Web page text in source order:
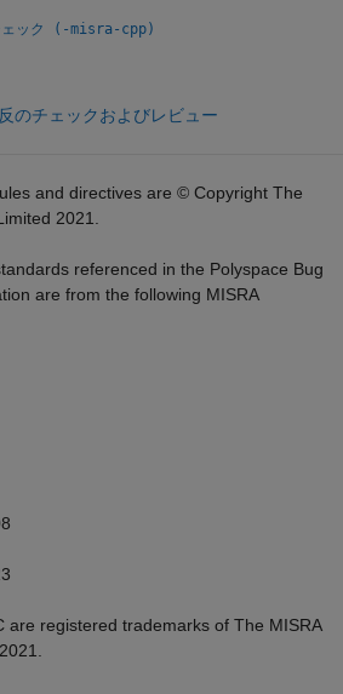
ェック (-misra-cpp)
のチェックおよびレビュー
and directives are © Copyright The
2021.
referenced in the Polyspace Bug
are from the following MISRA
are registered trademarks of The MISRA